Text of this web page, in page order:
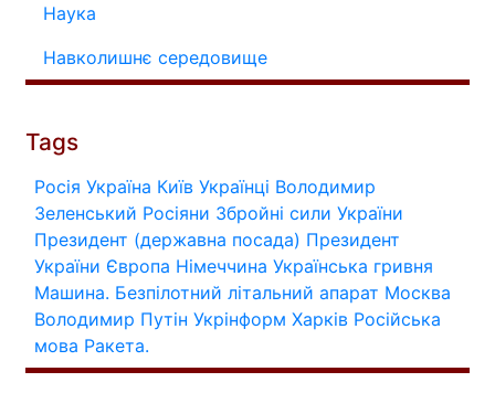
Наука
Навколишнє середовище
Tags
Росія Україна Київ Українці Володимир
Зеленський Росіяни Збройні сили України
Президент (державна посада) Президент
України Європа Німеччина Українська гривня
Машина. Безпілотний літальний апарат Москва
Володимир Путін Укрінформ Харків Російська
мова Ракета.